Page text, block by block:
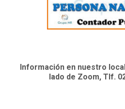
Información en nuestro
lado de Zoom, Tlf.